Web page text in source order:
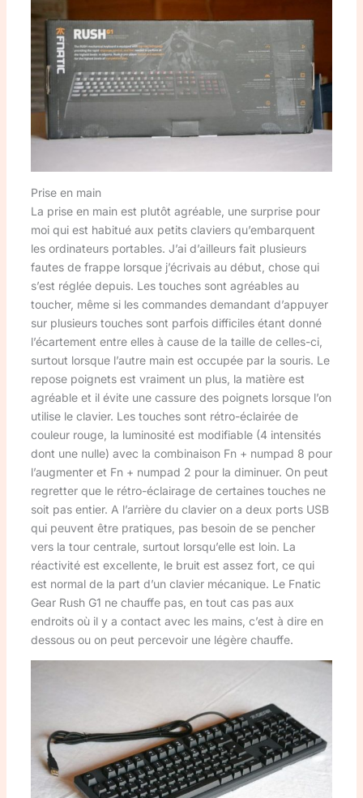
Prise en main
La prise en main est plutôt agréable, une surprise pour
moi qui est habitué aux petits claviers qu’embarquent
les ordinateurs portables. J’ai d’ailleurs fait plusieurs
fautes de frappe lorsque j’écrivais au début, chose qui
s’est réglée depuis. Les touches sont agréables au
toucher, même si les commandes demandant d’appuyer
sur plusieurs touches sont parfois difficiles étant donné
l’écartement entre elles à cause de la taille de celles-ci,
surtout lorsque l’autre main est occupée par la souris. Le
repose poignets est vraiment un plus, la matière est
agréable et il évite une cassure des poignets lorsque l’on
utilise le clavier. Les touches sont rétro-éclairée de
couleur rouge, la luminosité est modifiable (4 intensités
dont une nulle) avec la combinaison Fn + numpad 8 pour
l’augmenter et Fn + numpad 2 pour la diminuer. On peut
regretter que le rétro-éclairage de certaines touches ne
soit pas entier. A l’arrière du clavier on a deux ports USB
qui peuvent être pratiques, pas besoin de se pencher
vers la tour centrale, surtout lorsqu’elle est loin. La
réactivité est excellente, le bruit est assez fort, ce qui
est normal de la part d’un clavier mécanique. Le Fnatic
Gear Rush G1 ne chauffe pas, en tout cas pas aux
endroits où il y a contact avec les mains, c’est à dire en
dessous ou on peut percevoir une légère chauffe.